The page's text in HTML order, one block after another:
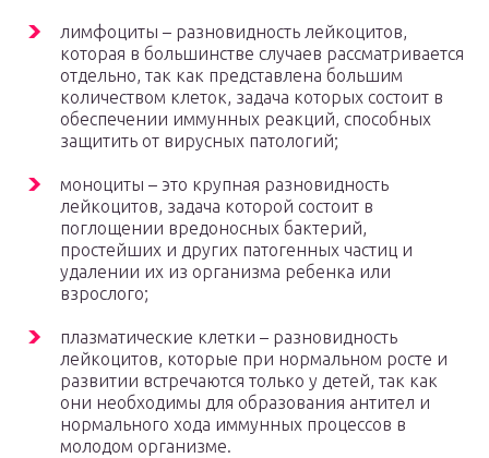
лимфоциты – разновидность лейкоцитов,
которая в большинстве случаев рассматривается
отдельно, так как представлена большим
количеством клеток, задача которых состоит в
обеспечении иммунных реакций, способных
защитить от вирусных патологий;
моноциты – это крупная разновидность
лейкоцитов, задача которой состоит в
поглощении вредоносных бактерий,
простейших и других патогенных частиц и
удалении их из организма ребенка или
взрослого;
плазматические клетки – разновидность
лейкоцитов, которые при нормальном росте и
развитии встречаются только у детей, так как
они необходимы для образования антител и
нормального хода иммунных процессов в
молодом организме.